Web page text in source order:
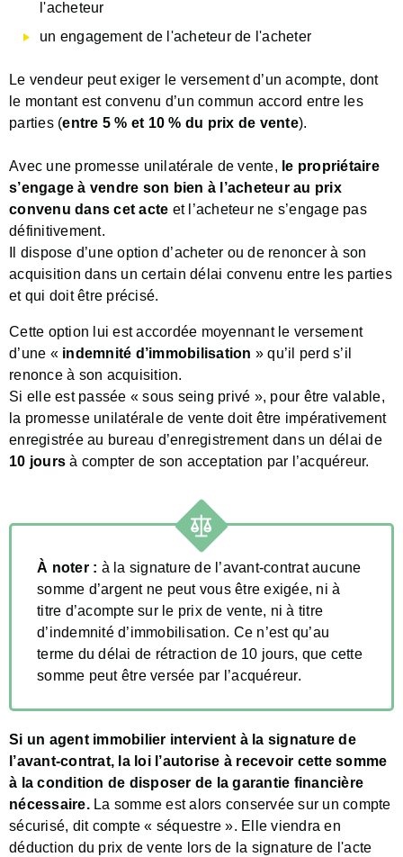
l'acheteur
un engagement de l'acheteur de l'acheter
Le vendeur peut exiger le versement d’un acompte, dont
le montant est convenu d’un commun accord entre les
parties (entre 5 % et 10 % du prix de vente).
Avec une promesse unilatérale de vente, le propriétaire
s’engage à vendre son bien à l’acheteur au prix
convenu dans cet acte et l’acheteur ne s’engage pas
définitivement.
Il dispose d’une option d’acheter ou de renoncer à son
acquisition dans un certain délai convenu entre les parties
et qui doit être précisé.
Cette option lui est accordée moyennant le versement
d’une « indemnité d’immobilisation » qu’il perd s’il
renonce à son acquisition.
Si elle est passée « sous seing privé », pour être valable,
la promesse unilatérale de vente doit être impérativement
enregistrée au bureau d’enregistrement dans un délai de
10 jours à compter de son acceptation par l’acquéreur.
À noter : à la signature de l’avant-contrat aucune
somme d’argent ne peut vous être exigée, ni à
titre d’acompte sur le prix de vente, ni à titre
d’indemnité d’immobilisation. Ce n’est qu’au
terme du délai de rétraction de 10 jours, que cette
somme peut être versée par l’acquéreur.
Si un agent immobilier intervient à la signature de
l’avant-contrat, la loi l’autorise à recevoir cette somme
à la condition de disposer de la garantie financière
nécessaire.La somme est alors conservée sur un compte
sécurisé, dit compte « séquestre ». Elle viendra en
déduction du prix de vente lors de la signature de l'acte